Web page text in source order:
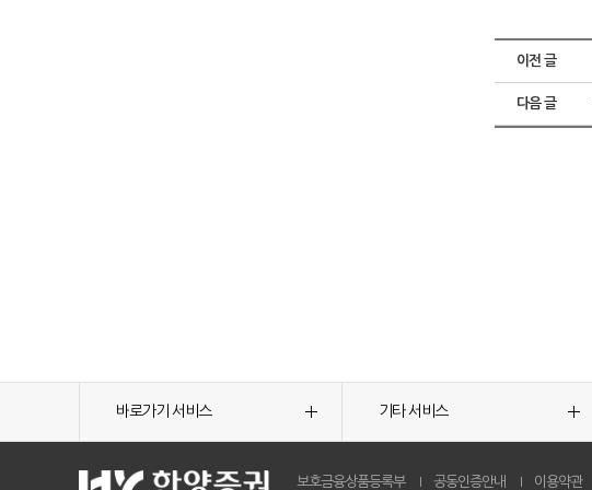
이전 글
다음 글
바로가기 서비스 기타 서비스
보호금융상품등록부 공동인증안내 이용약관